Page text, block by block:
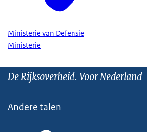
Ministerie van Defensie
Ministerie
De Rijksoverheid. Voor Nederland
Andere talen